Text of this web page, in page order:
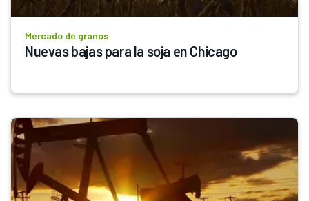
Mercado de granos
Nuevas bajas para la soja en Chicago